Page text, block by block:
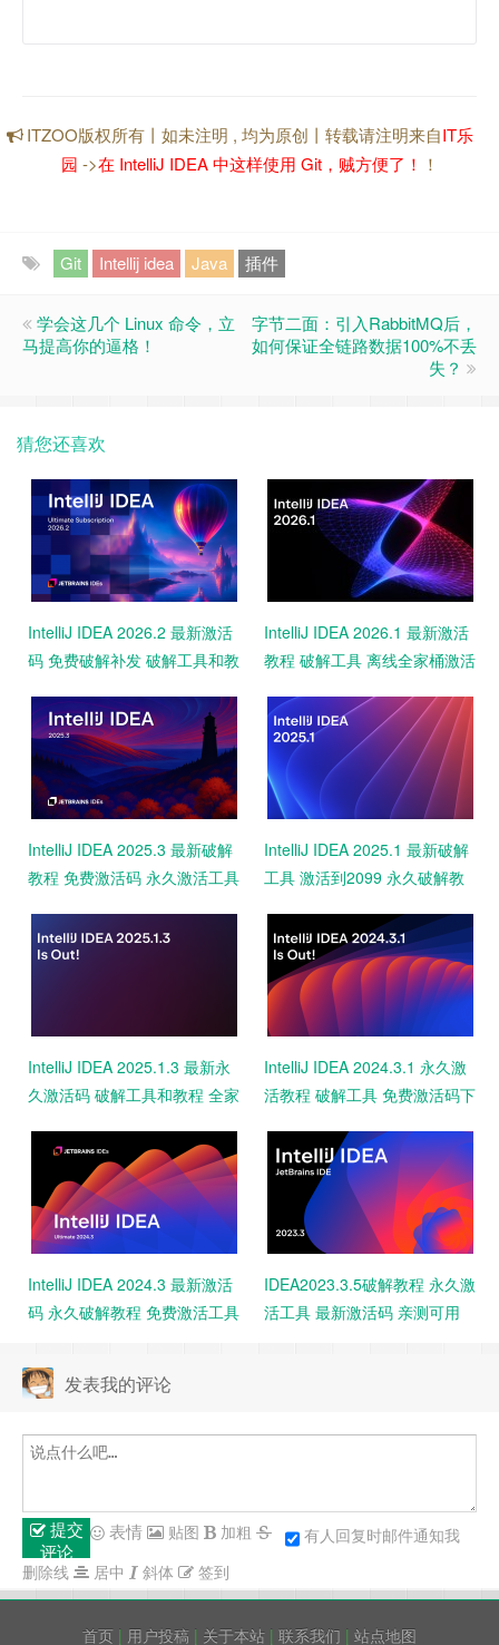
ITZOO版权所有丨如未注明 , 均为原创丨转载请注明来自IT乐
园 ->在 IntelliJ IDEA 中这样使用 Git，贼方便了！ ！
Git Intellij idea Java 插件
学会这几个 Linux 命令，立
马提高你的逼格！
字节二面：引入RabbitMQ后，
如何保证全链路数据100%不丢
失？
猜您还喜欢
IntelliJ IDEA 2026.2 最新激活
码 免费破解补发 破解工具和教
IntelliJ IDEA 2026.1 最新激活
教程 破解工具 离线全家桶激活
IntelliJ IDEA 2025.3 最新破解
教程 免费激活码 永久激活工具
IntelliJ IDEA 2025.1 最新破解
工具 激活到2099 永久破解教
IntelliJ IDEA 2025.1.3 最新永
久激活码 破解工具和教程 全家
IntelliJ IDEA 2024.3.1 永久激
活教程 破解工具 免费激活码下
IntelliJ IDEA 2024.3 最新激活
码 永久破解教程 免费激活工具
IDEA2023.3.5破解教程 永久激
活工具 最新激活码 亲测可用
发表我的评论
提交
评论
有人回复时邮件通知我
表情 贴图
加粗
删除线
居中 斜体 签到
首页 | 用户投稿 | 关于本站 | 联系我们 | 站点地图